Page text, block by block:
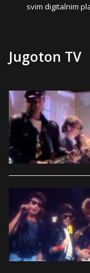
svim digitalnim
Jugoton TV